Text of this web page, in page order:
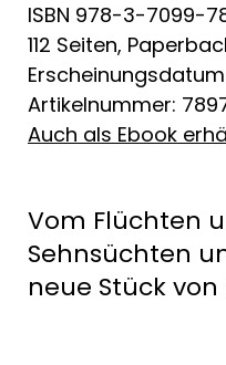
ISBN 978-3-7099-
112 Seiten,
Erscheinungsdatum:
Artikelnummer:
Auch als Ebook
Vom Flüchten
Sehnsüchten
neue Stück von